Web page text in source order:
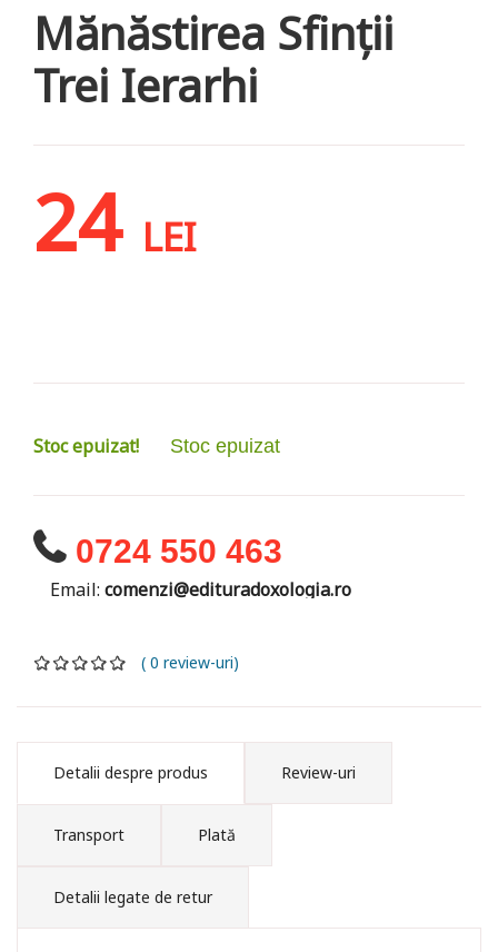
Mănăstirea Sfinții
Trei Ierarhi
24 LEI
Stoc epuizat! Stoc epuizat
0724 550 463
Email: comenzi@edituradoxologia.ro
( 0 review-uri)
Detalii despre produs Review-uri
Transport Plată
Detalii legate de retur